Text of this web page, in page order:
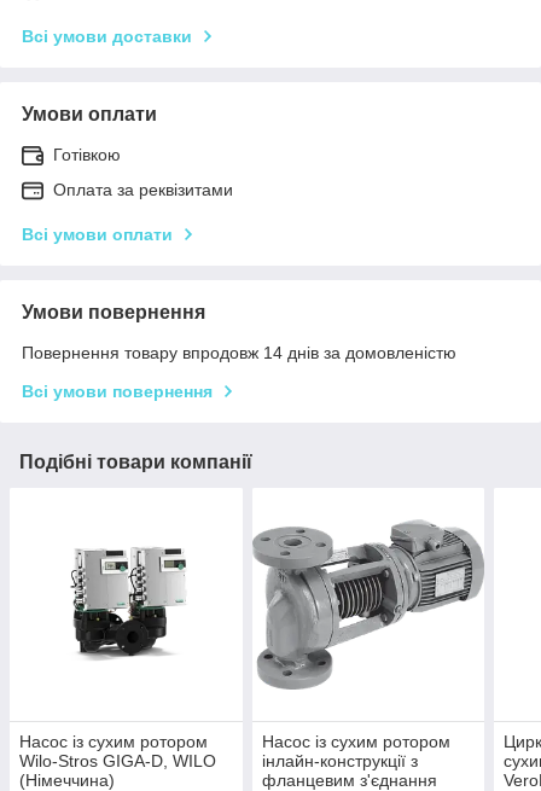
Всі умови доставки
Умови оплати
Готівкою
Оплата за реквізитами
Всі умови оплати
Умови повернення
Повернення товару впродовж 14 днів за домовленістю
Всі умови повернення
Подібні товари компанії
Насос із сухим ротором
Wilo-Stros GIGA-D, WILO
(Німеччина)
Насос із сухим ротором
інлайн-конструкції з
фланцевим з'єднання